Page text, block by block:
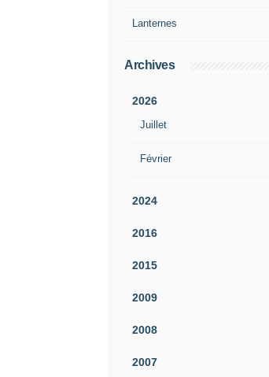
Lanternes
Archives
2026
Juillet
Février
2024
2016
2015
2009
2008
2007